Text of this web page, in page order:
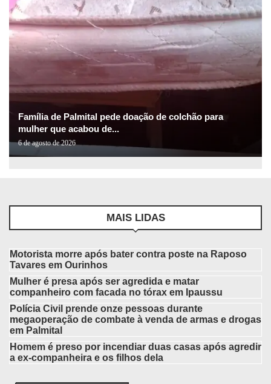
Família de Palmital pede doação de colchão para
mulher que acabou de...
6 de agosto de 2026
MAIS LIDAS
Motorista morre após bater contra poste na Raposo
Tavares em Ourinhos
Mulher é presa após ser agredida e matar
companheiro com facada no tórax em Ipaussu
Polícia Civil prende onze pessoas durante
megaoperação de combate à venda de armas e drogas
em Palmital
Homem é preso por incendiar duas casas após agredir
a ex-companheira e os filhos dela